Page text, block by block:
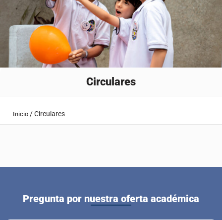
Circulares
Inicio /Circulares
Pregunta por nuestra oferta académica